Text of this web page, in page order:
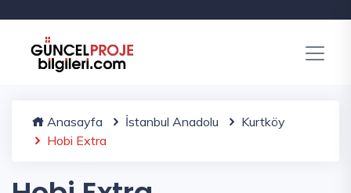
Anasayfa İstanbul Anadolu
Kurtköy
Hobi Extra